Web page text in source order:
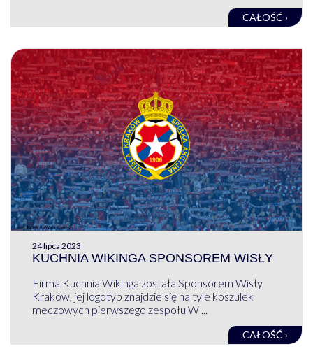
CAŁOŚĆ ›
24 lipca 2023
KUCHNIA WIKINGA SPONSOREM WISŁY
Firma Kuchnia Wikinga została Sponsorem Wisły
Kraków, jej logotyp znajdzie się na tyle koszulek
meczowych pierwszego zespołu W ...
CAŁOŚĆ ›